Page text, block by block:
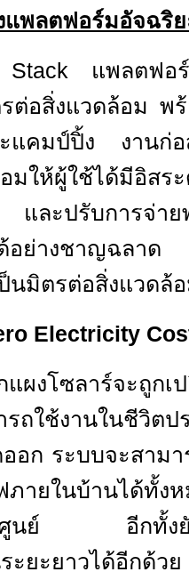
แพลตฟอร์มอัจฉริ
Stack แพลตฟอ
ต่อสิ่งแวดล้อม พ
แคมป์ปิ้ง งานก่
มให้ผู้ใช้ได้มีอิสร
และปรับการจ่าย
อย่างชาญฉลาด
นมิตรต่อสิ่งแวดล้
Electricity
แผงโซลาร์จะถูกเ
รถใช้งานในชีวิต
อก ระบบจะสามา
ภายในบ้านได้ทั้
ศูนย์ อีกทั้งยัง
ะยะยาวได้อีกด้วย